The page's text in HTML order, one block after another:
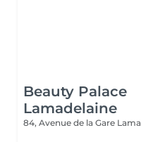
Beauty Palace
Lamadelaine
84, Avenue de la Gare